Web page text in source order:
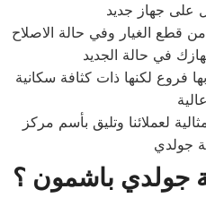
على جهاز جديد
في حالة الجديد
فروع لكنها ذات كثافة سكانية
عالية
جولدي
جولدي باشمون ؟